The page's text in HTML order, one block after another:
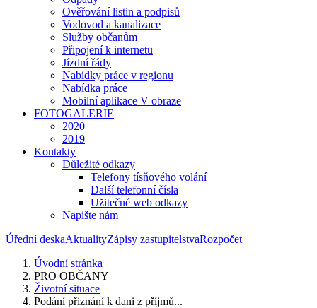
Ověřování listin a podpisů
Vodovod a kanalizace
Služby občanům
Připojení k internetu
Jízdní řády
Nabídky práce v regionu
Nabídka práce
Mobilní aplikace V obraze
FOTOGALERIE
2020
2019
Kontakty
Důležité odkazy
Telefony tísňového volání
Další telefonní čísla
Užitečné web odkazy
Napište nám
Úřední deskaAktualityZápisy zastupitelstvaRozpočet
Úvodní stránka
PRO OBČANY
Životní situace
Podání přiznání k dani z příjmů...